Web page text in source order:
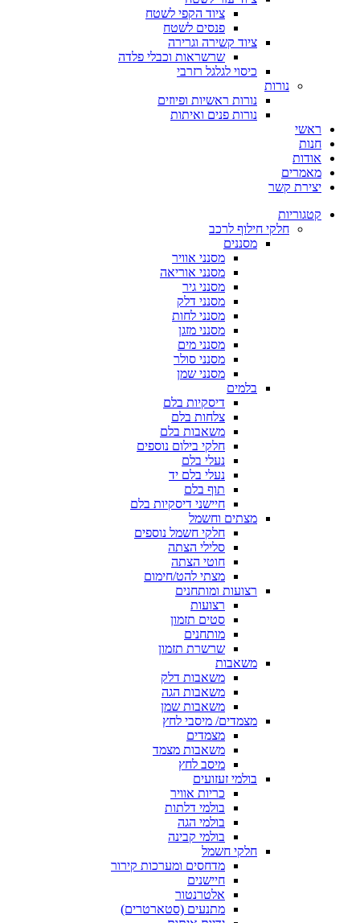
ציוד הקפי לשטח
פנסים לשטח
ציוד קשירה וגרירה
שרשראות וכבלי פלדה
כיסוי לגלגל רזרבי
נורות
נורות ראשיות ופיוזים
נורות פנים ואיתות
ראשי
חנות
אודות
מאמרים
יצירת קשר
קטגוריות
חלקי חילוף לרכב
מסננים
מסנני אוויר
מסנני אוריאה
מסנני גיר
מסנני דלק
מסנני לחות
מסנני מזגן
מסנני מים
מסנני סולר
מסנני שמן
בלמים
דיסקיות בלם
צלחות בלם
משאבות בלם
חלקי בילום נוספים
נעלי בלם
נעלי בלם יד
תוף בלם
חיישני דיסקיות בלם
מצתים וחשמל
חלקי חשמל נוספים
סלילי הצתה
חוטי הצתה
מצתי להט/חימום
רצועות ומותחנים
רצועות
סטים תזמון
מותחנים
שרשרת תזמון
משאבות
משאבות דלק
משאבות הגה
משאבות שמן
מצמדים/ מיסבי לחץ
מצמדים
משאבות מצמד
מיסב לחץ
בולמי זעזועים
כריות אוויר
בולמי דלתות
בולמי הגה
בולמי קבינה
חלקי חשמל
מדחסים ומערכות קירור
חיישנים
אלטרנטור
מתנעים (סטארטרים)